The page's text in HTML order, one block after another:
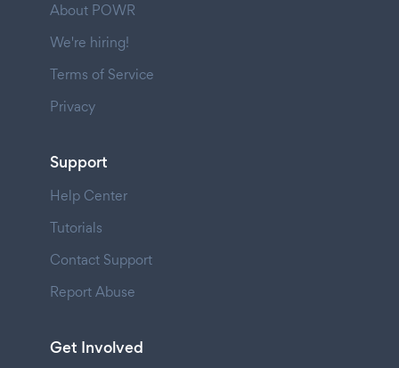
About POWR
We're hiring!
Terms of Service
Privacy
Support
Help Center
Tutorials
Contact Support
Report Abuse
Get Involved